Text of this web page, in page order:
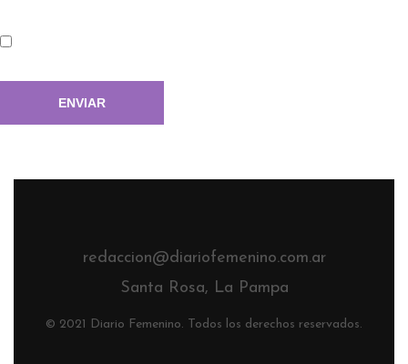
redaccion@diariofemenino.com.ar
Santa Rosa, La Pampa
© 2021 Diario Femenino. Todos los derechos reservados.